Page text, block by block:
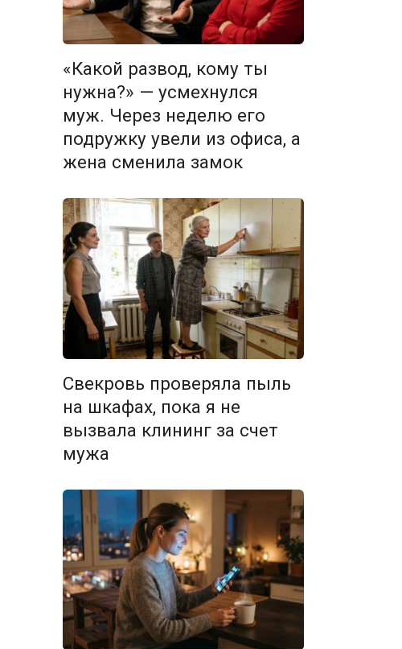
«Какой развод, кому ты
нужна?» — усмехнулся
муж. Через неделю его
подружку увели из офиса, а
жена сменила замок
Свекровь проверяла пыль
на шкафах, пока я не
вызвала клининг за счет
мужа